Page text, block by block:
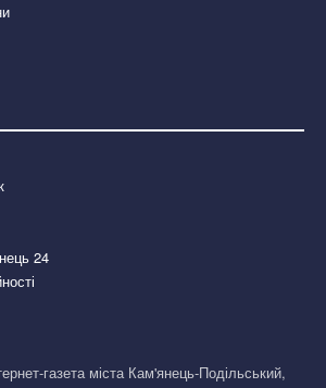
24
газета міста Кам'янець-Подільський,